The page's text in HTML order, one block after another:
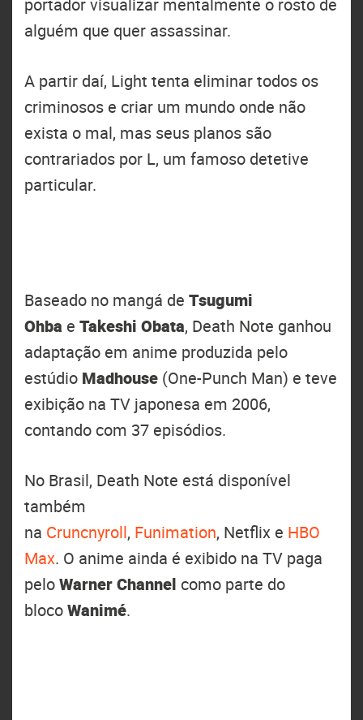
portador visualizar mentalmente o rosto de
alguém que quer assassinar.
A partir daí, Light tenta eliminar todos os
criminosos e criar um mundo onde não
exista o mal, mas seus planos são
contrariados por L, um famoso detetive
particular.
Baseado no mangá de Tsugumi
Ohba e Takeshi Obata, Death Note ganhou
adaptação em anime produzida pelo
estúdio Madhouse (One-Punch Man) e teve
exibição na TV japonesa em 2006,
contando com 37 episódios.
No Brasil, Death Note está disponível
também
na Cruncnyroll, Funimation, Netflix e HBO
Max. O anime ainda é exibido na TV paga
peloWarner Channel como parte do
blocoWanimé.